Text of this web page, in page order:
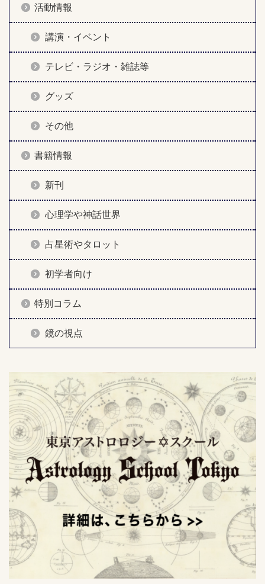
活動情報
講演・イベント
テレビ・ラジオ・雑誌等
グッズ
その他
書籍情報
新刊
心理学や神話世界
占星術やタロット
初学者向け
特別コラム
鏡の視点